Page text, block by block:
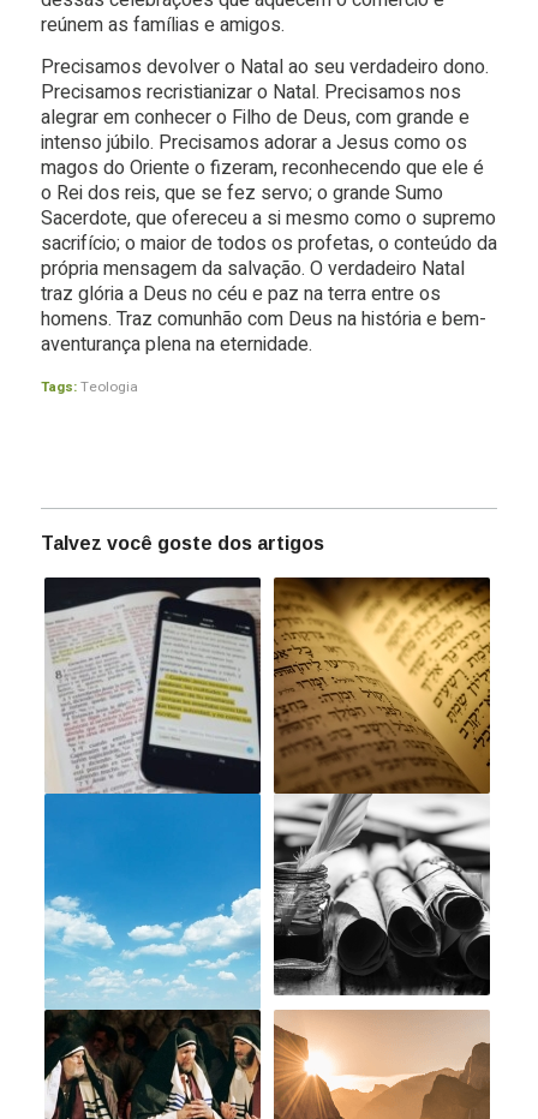
reúnem as famílias e amigos.
Precisamos devolver o Natal ao seu verdadeiro dono.
Precisamos recristianizar o Natal. Precisamos nos
alegrar em conhecer o Filho de Deus, com grande e
intenso júbilo. Precisamos adorar a Jesus como os
magos do Oriente o fizeram, reconhecendo que ele é
o Rei dos reis, que se fez servo; o grande Sumo
Sacerdote, que ofereceu a si mesmo como o supremo
sacrifício; o maior de todos os profetas, o conteúdo da
própria mensagem da salvação. O verdadeiro Natal
traz glória a Deus no céu e paz na terra entre os
homens. Traz comunhão com Deus na história e bem-
aventurança plena na eternidade.
Tags: Teologia
Talvez você goste dos artigos